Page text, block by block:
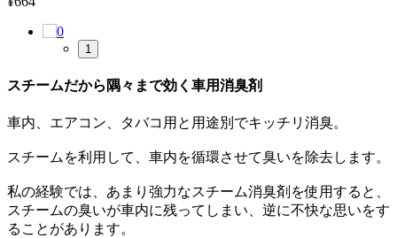
1
スチームだから隅々まで効く車用消臭剤
車内、エアコン、タバコ用と用途別でキッチリ消臭。
スチームを利用して、車内を循環させて臭いを除去します。
私の経験では、あまり強力なスチーム消臭剤を使用すると、
スチームの臭いが車内に残ってしまい、逆に不快な思いをす
ることがあります。